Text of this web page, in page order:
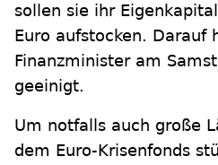
sollen sie ihr
Euro aufstocken. Darauf
Finanzminister am
geeinigt.
Um notfalls auch große
dem Euro-Krisenfonds